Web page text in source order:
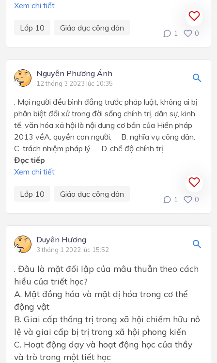
Xem chi tiết
Lớp 10 Giáo dục công dân
1 0
Nguyễn Phương Ánh
12 tháng 3 2023 lúc 10:35
: Mọi người đều bình đẳng trước pháp luật, không ai bị
phân biệt đối xử trong đời sống chính trị, dân sự, kinh
tế, văn hóa xã hội là nội dung cơ bản của Hiến pháp
2013 vềA. quyền con người. B. nghĩa vụ công dân.
C. trách nhiệm pháp lý. D. chế độ chính trị.
Đọc tiếp
Xem chi tiết
Lớp 10 Giáo dục công dân
1 0
Duyên Hương
3 tháng 1 2022 lúc 15:52
. Đâu là mặt đối lập của mâu thuẫn theo cách
hiểu của triết học?
A. Mặt đồng hóa và mặt dị hóa trong cơ thể
động vật
B. Giai cấp thống trị trong xã hội chiếm hữu nô
lệ và giai cấp bị trị trong xã hội phong kiến
C. Hoạt động dạy và hoạt động học của thầy
và trò trong một tiết học